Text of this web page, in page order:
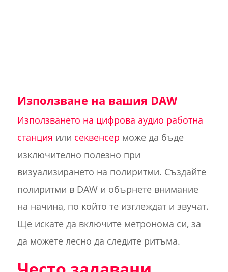
Използване на вашия DAW
Използването на цифрова аудио работна
станция или секвенсер може да бъде
изключително полезно при
визуализирането на полиритми. Създайте
полиритми в DAW и обърнете внимание
на начина, по който те изглеждат и звучат.
Ще искате да включите метронома си, за
да можете лесно да следите ритъма.